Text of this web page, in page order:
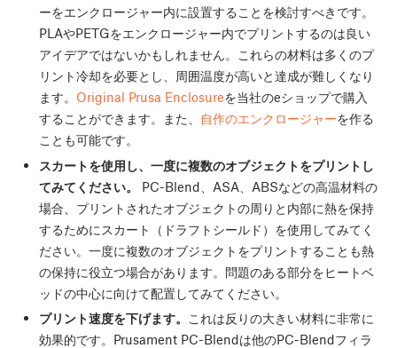
ーをエンクロージャー内に設置することを検討すべきです。
PLAやPETGをエンクロージャー内でプリントするのは良い
アイデアではないかもしれません。これらの材料は多くのプ
リント冷却を必要とし、周囲温度が高いと達成が難しくなり
ます。 Original Prusa Enclosureを当社のeショップで購入
することができます。また、
自作のエンクロージャーを作る
ことも可能です。
スカートを使用し、一度に複数のオブジェクトをプリントし
てみてください。
PC-Blend、ASA、ABSなどの高温材料の
場合、プリントされたオブジェクトの周りと内部に熱を保持
するためにスカート（ドラフトシールド）を使用してみてく
ださい。一度に複数のオブジェクトをプリントすることも熱
の保持に役立つ場合があります。問題のある部分をヒートベ
ッドの中心に向けて配置してみてください。
プリント速度を下げます。
これは反りの大きい材料に非常に
効果的です。Prusament PC-Blendは他のPC-Blendフィラ